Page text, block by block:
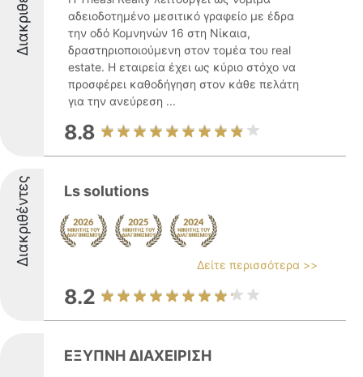
αδειοδοτημένο μεσιτικό γραφείο με έδρα
την οδό Κομνηνών 16 στη Νίκαια,
δραστηριοποιούμενη στον τομέα του real
estate. Η εταιρεία έχει ως κύριο στόχο να
προσφέρει καθοδήγηση στον κάθε πελάτη
για την ανεύρεση ...
8.8
Διακριθέντες Ls solutions
Δείτε περισσότερα >>
8.2
ΕΞΥΠΝΗ ΔΙΑΧΕΙΡΙΣΗ